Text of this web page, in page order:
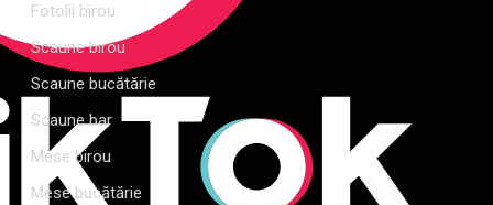
Fotolii birou
Scaune birou
Scaune bucătărie
Scaune bar
Mese birou
Mese bucătărie